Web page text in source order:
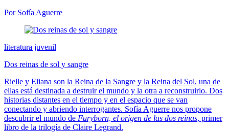
Por Sofía Aguerre
literatura juvenil
Dos reinas de sol y sangre
Rielle y Eliana son la Reina de la Sangre y la Reina del Sol, una de
ellas está destinada a destruir el mundo y la otra a reconstruirlo. Dos
historias distantes en el tiempo y en el espacio que se van
conectando y abriendo interrogantes. Sofía Aguerre nos propone
descubrir el mundo de Furyborn, el origen de las dos reinas, primer
libro de la trilogía de Claire Legrand.